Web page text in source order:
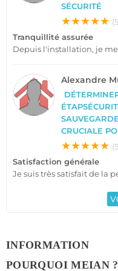
SÉCURITÉ
★★★★★
Tranquillité assurée
Depuis l'installation, je me
Alexandre
CRUCIALE
★★★★★
Satisfaction générale
Je suis très satisfait de la
INFORMATION
POURQUOI MEIAN ?